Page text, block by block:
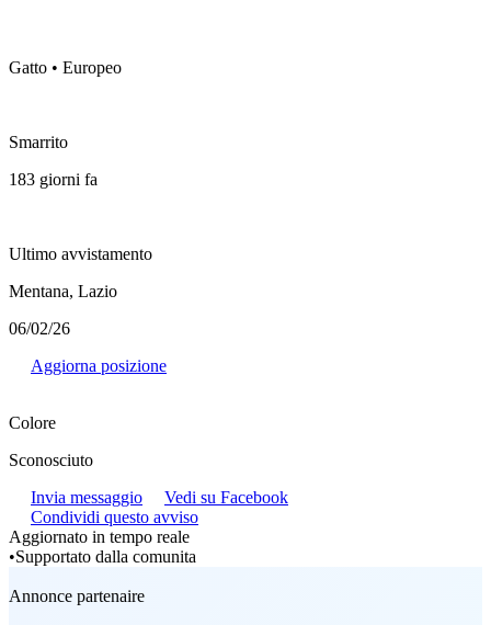
Gatto • Europeo
Smarrito
183 giorni fa
Ultimo avvistamento
Mentana, Lazio
06/02/26
Aggiorna posizione
Colore
Sconosciuto
Invia messaggio
Vedi su Facebook
Condividi questo avviso
Aggiornato in tempo reale
•Supportato dalla comunita
Annonce partenaire